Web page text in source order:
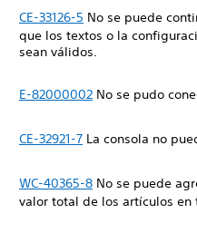
CE-33126-5 No se puede
que los textos o la
sean válidos.
E-82000002 No se pudo
CE-32921-7 La consola no
WC-40365-8 No se puede
valor total de los artículos